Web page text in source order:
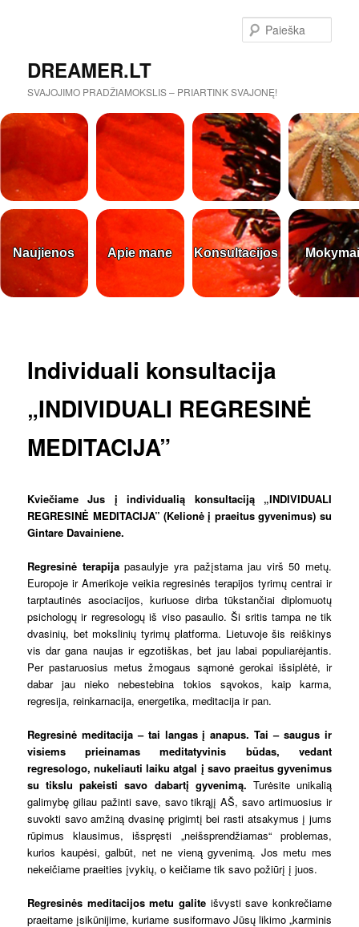
DREAMER.LT
SVAJOJIMO PRADŽIAMOKSLIS – PRIARTINK SVAJONĘ!
Naujienos Apie mane Konsultacijos Mokymai
Individuali konsultacija
„INDIVIDUALI REGRESINĖ
MEDITACIJA”
Kviečiame Jus į individualią konsultaciją „INDIVIDUALI
REGRESINĖ MEDITACIJA” (Kelionė į praeitus gyvenimus) su
Gintare Davainiene.
Regresinė terapijapasaulyje yra pažįstama jau virš 50 metų.
Europoje ir Amerikoje veikia regresinės terapijos tyrimų centrai ir
tarptautinės asociacijos, kuriuose dirba tūkstančiai diplomuotų
psichologų ir regresologų iš viso pasaulio. Ši sritis tampa ne tik
dvasinių, bet mokslinių tyrimų platforma. Lietuvoje šis reiškinys
vis dar gana naujas ir egzotiškas, bet jau labai populiarėjantis.
Per pastaruosius metus žmogaus sąmonė gerokai išsiplėtė, ir
dabar jau nieko nebestebina tokios sąvokos, kaip karma,
regresija, reinkarnacija, energetika, meditacija ir pan.
Regresinė meditacija – tai langas į anapus. Tai – saugus ir
visiems prieinamas meditatyvinis būdas, vedant
regresologo, nukeliauti laiku atgal į savo praeitus gyvenimus
su tikslu pakeisti savo dabartį gyvenimą. Turėsite unikalią
galimybę giliau pažinti save, savo tikrąjį AŠ, savo artimuosius ir
suvokti savo amžiną dvasinę prigimtį bei rasti atsakymus į jums
rūpimus klausimus, išspręsti „neišsprendžiamas“ problemas,
kurios kaupėsi, galbūt, net ne vieną gyvenimą. Jos metu mes
nekeičiame praeities įvykių, o keičiame tik savo požiūrį į juos.
Regresinės meditacijos metu galite išvysti save konkrečiame
praeitame įsikūnijime, kuriame susiformavo Jūsų likimo „karminis